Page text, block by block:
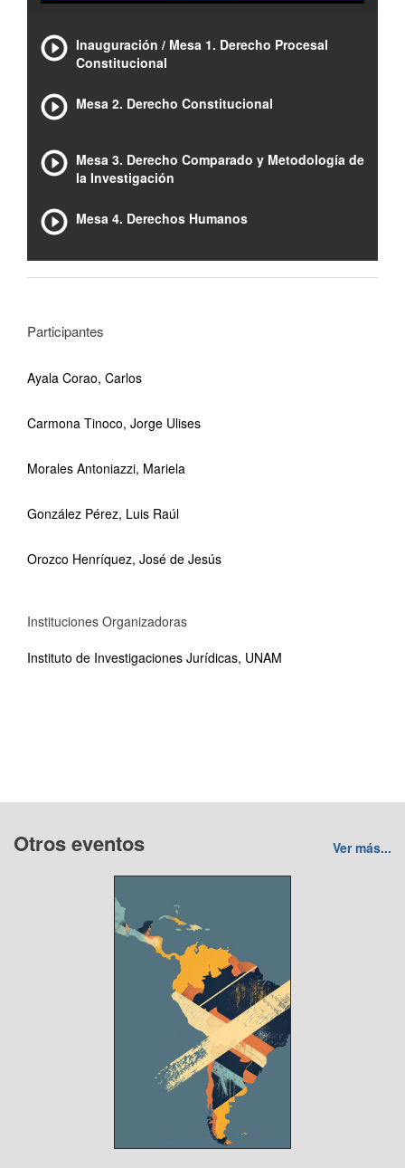
Inauguración / Mesa 1. Derecho Procesal
Constitucional
Mesa 2. Derecho Constitucional
Mesa 3. Derecho Comparado y Metodología de
la Investigación
Mesa 4. Derechos Humanos
Participantes
Ayala Corao, Carlos
Carmona Tinoco, Jorge Ulises
Morales Antoniazzi, Mariela
González Pérez, Luis Raúl
Orozco Henríquez, José de Jesús
Instituciones Organizadoras
Instituto de Investigaciones Jurídicas, UNAM
Otros eventos Ver más...